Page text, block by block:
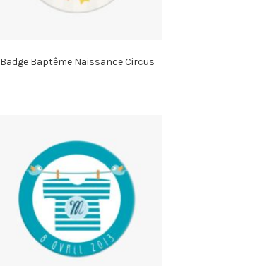
Badge Baptême Naissance Circus